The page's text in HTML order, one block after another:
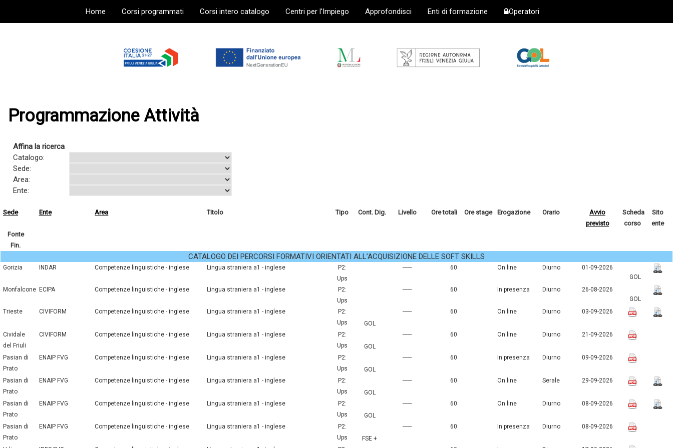
Home Corsi programmati Corsi intero catalogo Centri per l'Impiego Approfondisci Enti di formazione Operatori
Programmazione Attività
Affina la ricerca
Catalogo:
Sede:
Area:
Ente:
Sede Ente Area Titolo Tipo Cont. Dig. Livello Ore totali Ore stage Erogazione Orario
Avvio
previsto
Scheda
corso
Sito
ente
Fonte
Fin.
CATALOGO DEI PERCORSI FORMATIVI ORIENTATI ALL’ACQUISIZIONE DELLE SOFT SKILLS
Gorizia INDAR competenze linguistiche - inglese lingua straniera a1 - inglese
P2:
Ups
------ 60 On line Diurno
01-09-2026
GOL
Monfalcone ECIPA competenze linguistiche - inglese lingua straniera a1 - inglese
P2:
Ups
------ 60 In presenza Diurno
26-08-2026
GOL
Trieste
CIVIFORM competenze linguistiche - inglese lingua straniera a1 - inglese
P2:
Ups
------ 60 On line Diurno
03-09-2026
GOL
Cividale
del Friuli
CIVIFORM competenze linguistiche - inglese lingua straniera a1 - inglese
P2:
Ups
------ 60 On line Diurno
21-09-2026
GOL
Pasian di
Prato
ENAIP FVG competenze linguistiche - inglese lingua straniera a1 - inglese
P2:
Ups
------ 60 In presenza Diurno
09-09-2026
GOL
Pasian di
Prato
ENAIP FVG competenze linguistiche - inglese lingua straniera a1 - inglese
P2:
Ups
------ 60 On line Serale
29-09-2026
GOL
Pasian di
Prato
ENAIP FVG competenze linguistiche - inglese lingua straniera a1 - inglese
P2:
Ups
------ 60 On line Diurno
08-09-2026
GOL
Pasian di
Prato
ENAIP FVG competenze linguistiche - inglese lingua straniera a1 - inglese
P2:
Ups
------ 60 In presenza Diurno
08-09-2026
FSE +